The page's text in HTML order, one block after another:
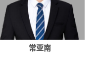
常亚南